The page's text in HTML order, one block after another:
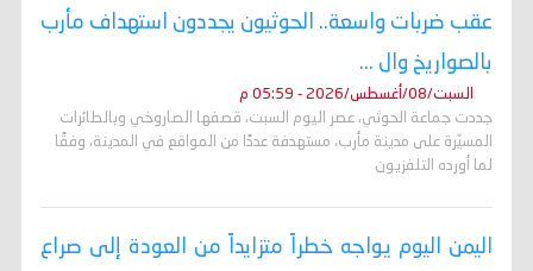
عقب ضربات واسعة.. الحوثيون يجددون استهداف مأرب
بالصواريخ وال ...
السبت/08/أغسطس/2026 - 05:59 م
جددت جماعة الحوثي، عصر اليوم السبت، قصفها الصاروخي وبالطائرات
المسيّرة على مدينة مأرب، مستهدفة عددًا من المواقع في المدينة، وفقًا
لما أورده التلفزيون
اليمن اليوم يواجه خطراً متزايداً من العودة إلى صراع